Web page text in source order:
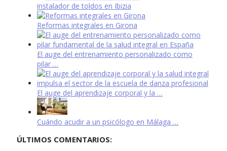
instalador de toldos en Ibizia
Reformas integrales en Girona
El auge del entrenamiento personalizado como
pilar …
El auge del aprendizaje corporal y la …
Cuándo acudir a un psicólogo en Málaga …
ÚLTIMOS COMENTARIOS: